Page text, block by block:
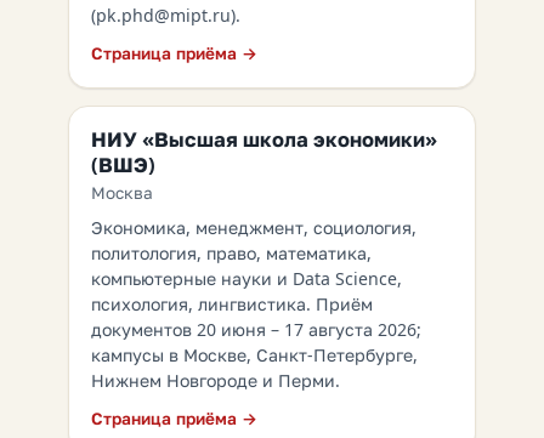
(pk.phd@mipt.ru).
Страница приёма →
НИУ «Высшая школа экономики»
(ВШЭ)
Москва
Экономика, менеджмент, социология,
политология, право, математика,
компьютерные науки и Data Science,
психология, лингвистика. Приём
документов 20 июня – 17 августа 2026;
кампусы в Москве, Санкт-Петербурге,
Нижнем Новгороде и Перми.
Страница приёма →